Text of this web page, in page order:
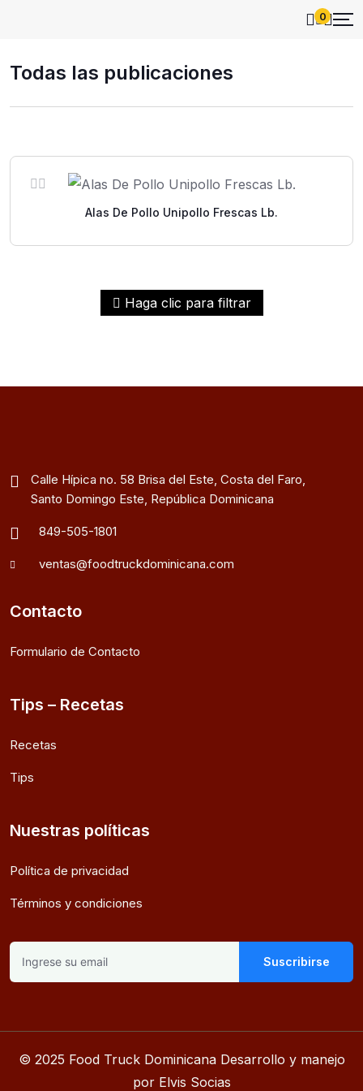
0
Todas las publicaciones
Haga clic para filtrar
Alas De Pollo Unipollo Frescas Lb.
Calle Hípica no. 58 Brisa del Este, Costa del Faro,
Santo Domingo Este, República Dominicana
849-505-1801
ventas@foodtruckdominicana.com
Contacto
Formulario de Contacto
Tips – Recetas
Recetas
Tips
Nuestras políticas
Política de privacidad
Términos y condiciones
Suscribirse
© 2025 Food Truck Dominicana Desarrollo y manejo
por Elvis Socias